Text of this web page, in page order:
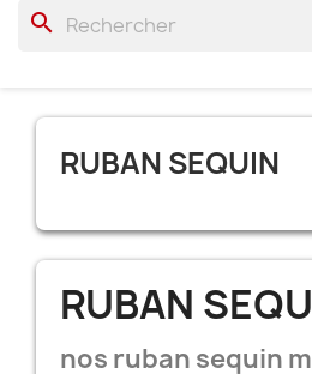
search
RUBAN SEQUIN
RUBAN
nos ruban sequin